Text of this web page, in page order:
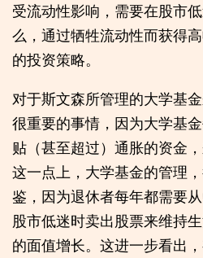
受流动性影响，需要在股市
么，通过牺牲流动性而获得
的投资策略。
对于斯文森所管理的大学基
很重要的事情，因为大学基
贴（甚至超过）通胀的资金
这一点上，大学基金的管理
鉴，因为退休者每年都需要
股市低迷时卖出股票来维持
的面值增长。这进一步看出